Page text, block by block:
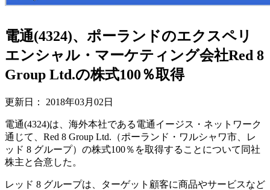
電通(4324)、ポーランドのエクスペリ
エンシャル・マーケティング会社Red 8
Group Ltd.の株式100％取得
更新日： 2018年03月02日
電通(4324)は、海外本社である電通イージス・ネットワーク
通じて、Red 8 Group Ltd.（ポーランド・ワルシャワ市、レ
ッド 8 グループ）の株式100％を取得することについて同社
株主と合意した。
レッド 8 グループは、ターゲット顧客に商品やサービスなど